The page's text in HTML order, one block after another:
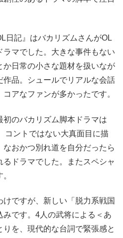
日記』はバカリズムさんがOL
マでした。大きな事件もない
日常の小さな題材を扱いなが
作品。シュールでリアルな会話
アなファンが多かったです。
のバカリズム脚本ドラマは
コントではない大真面目に描
おかつ別れ道を自分だったら
るドラマでした。またスペシャ
ですが、新しい「脱力系戦国
みです。4人の武将による＜あ
を、現代的な台詞で緊張感と